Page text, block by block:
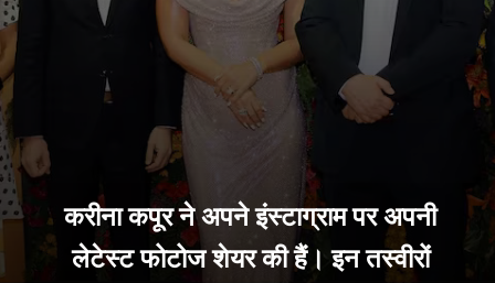
करीना कपूर ने अपने इंस्टाग्राम पर अपनी
लेटेस्ट फोटोज शेयर की हैं। इन तस्वीरों